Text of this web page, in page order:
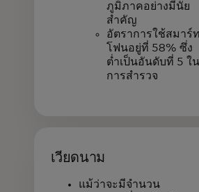
ภูมิภาคอย่างมีนัย
สำคัญ
อัตราการใช้สมาร์ท
โฟนอยู่ที่ 58% ซึ่ง
ต่ำเป็นอันดับที่ 5 ใน
การสำรวจ
เวียดนาม
แม้ว่าจะมีจำนวน